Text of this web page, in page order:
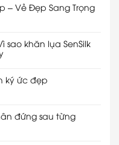
– Vẻ Đẹp Sang Trọng
khăn lụa SenSilk
ký ức đẹp
đứng sau từng